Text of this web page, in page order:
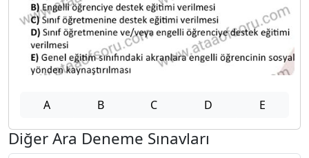
A B C D E
Diğer Ara Deneme Sınavları